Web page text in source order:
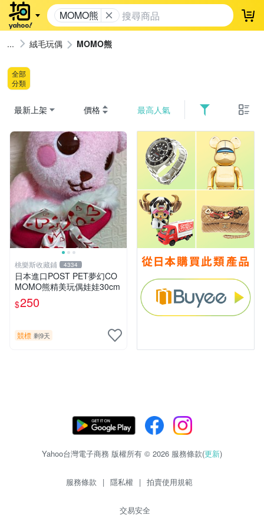
MOMO熊 登
絨毛玩偶 MOMO熊
全部
分類
最新上架 價格 最高人氣
桃樂斯收藏鋪 4334
日本進口POST PET夢幻CO
MOMO熊精美玩偶娃娃30cm
$250
競標 剩9天
Yahoo台灣電子商務 版權所有 © 2026 服務條款(更新)
服務條款 | 隱私權 | 拍賣使用規範
交易安全